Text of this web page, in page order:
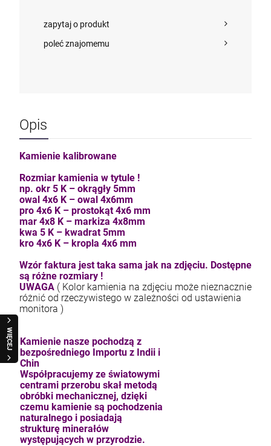
WIĘCEJ
zapytaj o produkt
poleć znajomemu
Opis
Kamienie kalibrowane
Rozmiar kamienia w tytule !
np. okr 5 K – okrągły 5mm
owal 4x6 K – owal 4x6mm
pro 4x6 K – prostokąt 4x6 mm
mar 4x8 K – markiza 4x8mm
kwa 5 K – kwadrat 5mm
kro 4x6 K – kropla 4x6 mm
Wzór faktura jest taka sama jak na zdjęciu. Dostępne
są różne rozmiary !
UWAGA ( Kolor kamienia na zdjęciu może nieznacznie
różnić od rzeczywistego w zależności od ustawienia
monitora )
Kamienie nasze pochodzą z
bezpośredniego Importu z Indii i
Chin
Współpracujemy ze światowymi
centrami przerobu skał metodą
obróbki mechanicznej, dzięki
czemu kamienie są pochodzenia
naturalnego i posiadają
strukturę minerałów
występujących w przyrodzie.